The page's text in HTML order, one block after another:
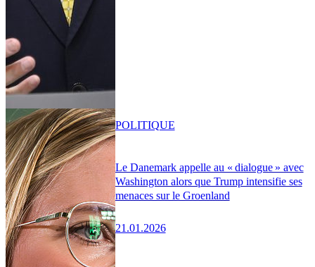
Le Danemark appelle au « dialogue » avec
Washington alors que Trump intensifie ses
menaces sur le Groenland
21.01.2026
POLITIQUE